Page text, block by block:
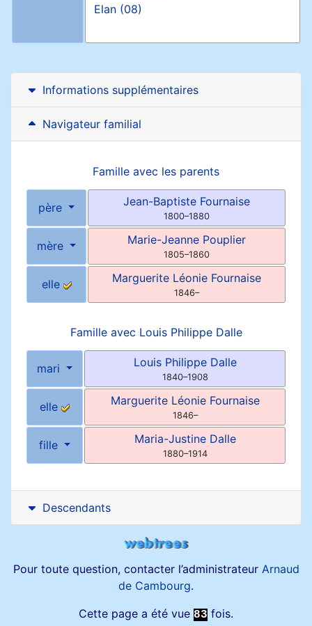
Elan (08)
Informations supplémentaires
Navigateur familial
Famille avec les parents
père Jean-Baptiste Fournaise
1800–1880
mère Marie-Jeanne Pouplier
1805–1860
elle Marguerite Léonie Fournaise
1846–
Famille avec Louis Philippe Dalle
mari Louis Philippe Dalle
1840–1908
elle Marguerite Léonie Fournaise
1846–
fille Maria-Justine Dalle
1880–1914
Descendants
Pour toute question, contacter l’administrateur Arnaud
de Cambourg.
Cette page a été vue 83 fois.